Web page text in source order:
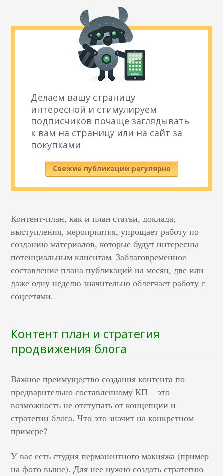
Делаем вашу страницу
интересной и стимулируем
подписчиков почаще заглядывать
к вам на страницу или на сайт за
покупками
Свежие публикации регулярно
Контент-план, как и план статьи, доклада,
выступления, мероприятия, упрощает работу по
созданию материалов, которые будут интересны
потенциальным клиентам. Заблаговременное
составление плана публикаций на месяц, две или
даже одну неделю значительно облегчает работу с
соцсетями.
Контент план и стратегия
продвижения блога
Важное преимущество создания контента по
предварительно составленному КП – это
возможность не отступать от концепции и
стратегии блога. Что это значит на конкретном
примере?
У вас есть студия перманентного макияжа (пример
на фото выше). Для нее нужно создать стратегию